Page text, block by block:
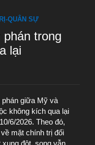
QUÂN SỰ
trong
lại
phán giữa Mỹ và
không kích qua lại
6/2026. Theo đó,
mặt chính trị đối
đột, song vẫn